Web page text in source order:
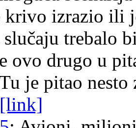
krivo izrazio ili
slučaju trebalo
ovo drugo u
je pitao
[link]